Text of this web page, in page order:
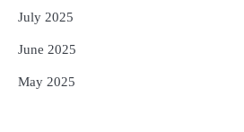
July 2025
June 2025
May 2025